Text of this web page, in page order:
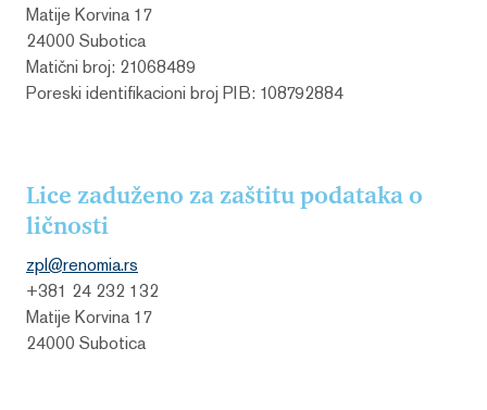
Matije Korvina 17
24000 Subotica
Matični broj: 21068489
Poreski identifikacioni broj PIB: 108792884
Lice zaduženo za zaštitu podataka o
ličnosti
zpl@renomia.rs
+381 24 232 132
Matije Korvina 17
24000 Subotica